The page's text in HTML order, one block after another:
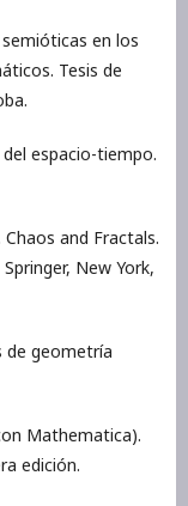
en los
Tesis de
espacio-tiempo.
Chaos and Fractals.
New York,
de geometría
Mathematica).
edición.